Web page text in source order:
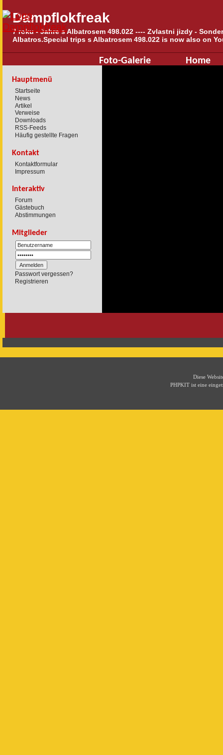
Dampflokfreak
7 roku - Jahre s Albatrosem 498.022 ---- Zvlastni jizdy -
Albatros.Special trips s Albatrosem 498.022 is now also on
Foto-Galerie Home
Hauptmenü
Startseite
News
Artikel
Verweise
Downloads
RSS-Feeds
Häufig gestellte Fragen
Kontakt
Kontaktformular
Impressum
Interaktiv
Forum
Gästebuch
Abstimmungen
Mitglieder
Passwort vergessen?
Registrieren
Diese
PHPKIT ist eine